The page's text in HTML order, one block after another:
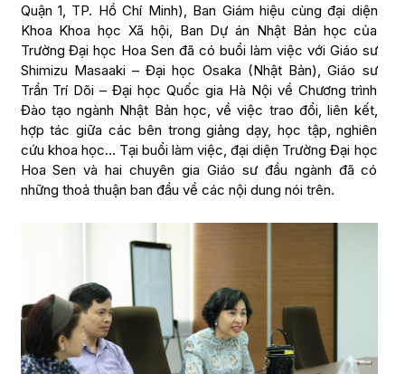
Quận 1, TP. Hồ Chí Minh), Ban Giám hiệu cùng đại diện
Khoa Khoa học Xã hội, Ban Dự án Nhật Bản học của
Trường Đại học Hoa Sen đã có buổi làm việc với Giáo sư
Shimizu Masaaki – Đại học Osaka (Nhật Bản), Giáo sư
Trần Trí Dõi – Đại học Quốc gia Hà Nội về Chương trình
Đào tạo ngành Nhật Bản học, về việc trao đổi, liên kết,
hợp tác giữa các bên trong giảng dạy, học tập, nghiên
cứu khoa học… Tại buổi làm việc, đại diện Trường Đại học
Hoa Sen và hai chuyên gia Giáo sư đầu ngành đã có
những thoả thuận ban đầu về các nội dung nói trên.